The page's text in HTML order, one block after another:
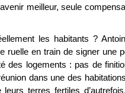
meilleur, seule
les habitants ?
ruelle en train de signer une
des logements : pas de
dans une des
leurs terres fertiles